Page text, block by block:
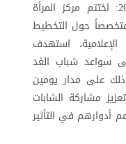
دورا – الخليل | 3 حزيران/يونيو 2026: اختتم مركز المرأة
متخصصاً حول التخطيط
استهدف
سواعد شباب الغد
على مدار يومين
مشاركة الشابات
أدوارهم في التأثير